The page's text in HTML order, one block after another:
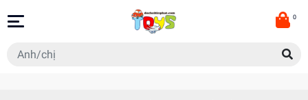
0